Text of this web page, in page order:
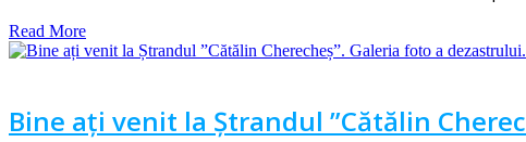
Read More
Bine ați venit la Ștrandul ”Cătălin